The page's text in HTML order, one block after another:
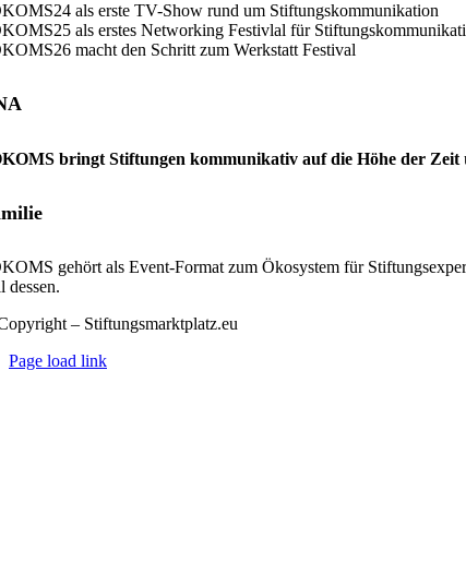
als erste TV-Show rund um Stiftungskommunikation
als erstes Networking Festivlal für
macht den Schritt zum Werkstatt Festival
bringt Stiftungen kommunikativ auf die Höhe der Zeit
gehört als Event-Format zum Ökosystem für
dessen.
– Stiftungsmarktplatz.eu
Page load link